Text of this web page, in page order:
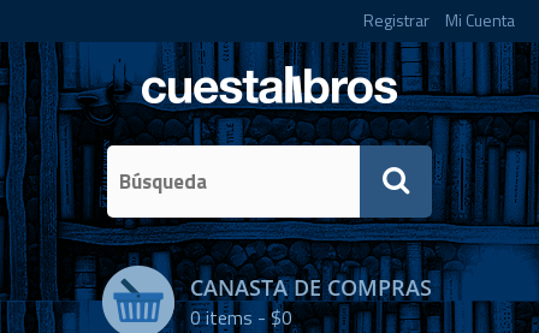
Registrar Mi Cuenta
CANASTA DE COMPRAS
0items -$0